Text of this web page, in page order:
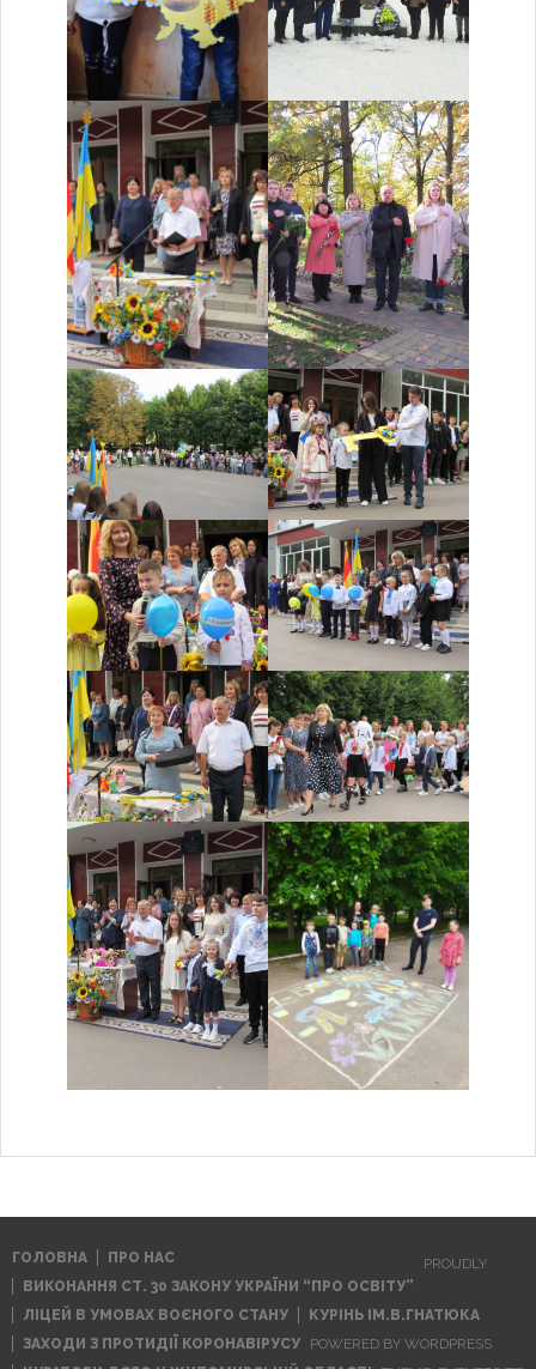
ГОЛОВНА
ПРО НАС
ВИКОНАННЯ СТ. 30 ЗАКОНУ УКРАЇНИ “ПРО ОСВІТУ”
ЛІЦЕЙ В УМОВАХ ВОЄНОГО СТАНУ
КУРІНЬ ІМ.В.ГНАТЮКА
ЗАХОДИ З ПРОТИДІЇ КОРОНАВІРУСУ
PROUDLY
POWERED BY WORDPRESS